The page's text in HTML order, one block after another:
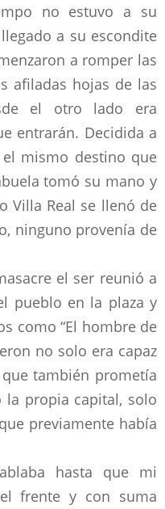
no estuvo a su
a su escondite
a romper las
afiladas hojas de las
el otro lado era
entrarán. Decidida a
mismo destino que
tomó su mano y
Villa Real se llenó de
ninguno provenía de
el ser reunió a
pueblo en la plaza y
como “El hombre de
no solo era capaz
también prometía
la propia capital, solo
previamente había
hasta que mi
frente y con suma